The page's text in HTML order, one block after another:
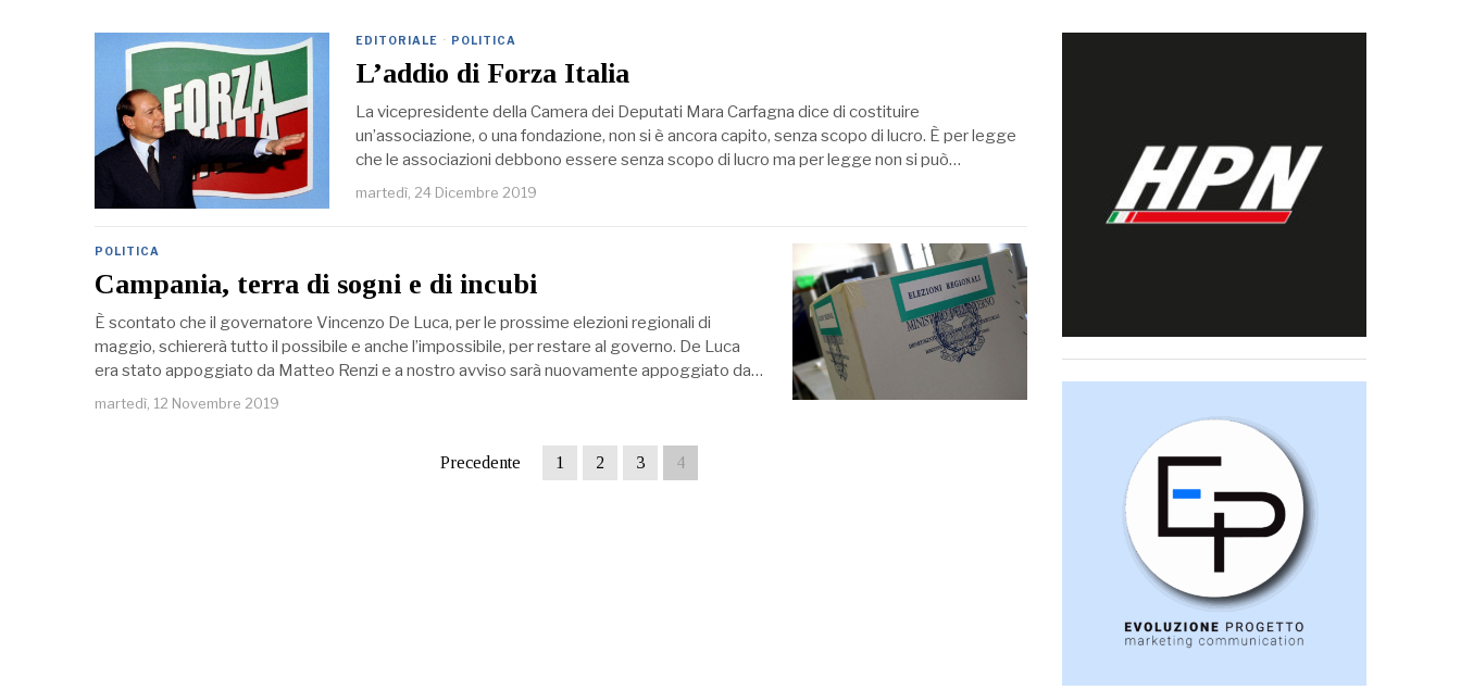
EDITORIALE · POLITICA
L’addio di Forza Italia
La vicepresidente della Camera dei Deputati Mara Carfagna dice di costituire
un’associazione, o una fondazione, non si è ancora capito, senza scopo di lucro. È per legge
che le associazioni debbono essere senza scopo di lucro ma per legge non si può…
martedì, 24 Dicembre 2019
POLITICA
Campania, terra di sogni e di incubi
È scontato che il governatore Vincenzo De Luca, per le prossime elezioni regionali di
maggio, schiererà tutto il possibile e anche l’impossibile, per restare al governo. De Luca
era stato appoggiato da Matteo Renzi e a nostro avviso sarà nuovamente appoggiato da…
martedì, 12 Novembre 2019
Precedente 1 2 3 4